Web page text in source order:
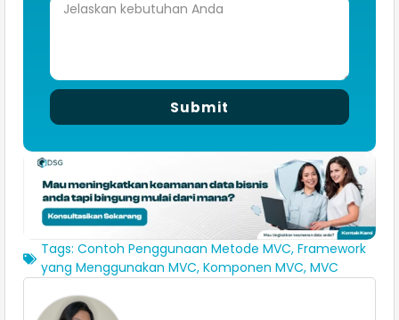
Submit
Tags: Contoh Penggunaan Metode MVC, Framework
yang Menggunakan MVC, Komponen MVC, MVC